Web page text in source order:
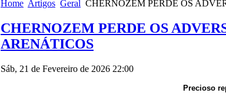
Home Artigos Geral CHERNOZEM PERDE OS
CHERNOZEM PERDE OS
ARENÁTICOS
Sáb, 21 de Fevereiro de 2026 22:00
Precioso